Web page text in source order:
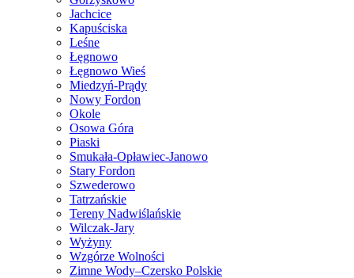
Jachcice
Kapuściska
Leśne
Łęgnowo
Łęgnowo Wieś
Miedzyń-Prądy
Nowy Fordon
Okole
Osowa Góra
Piaski
Smukała-Opławiec-Janowo
Stary Fordon
Szwederowo
Tatrzańskie
Tereny Nadwiślańskie
Wilczak-Jary
Wyżyny
Wzgórze Wolności
Zimne Wody–Czersko Polskie